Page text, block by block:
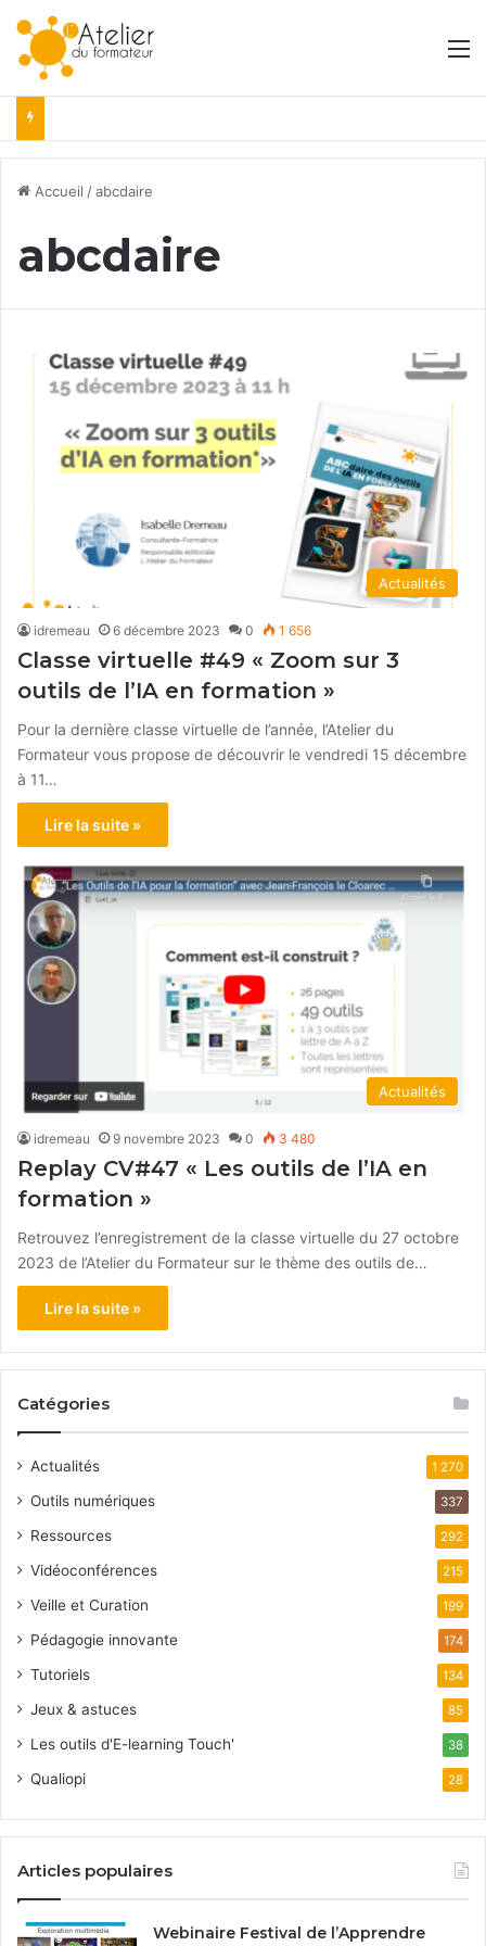
Accueil /abcdaire
abcdaire
Actualités
idremeau 6 décembre 2023 0 1 656
Classe virtuelle #49 « Zoom sur 3
outils de l’IA en formation »
Pour la dernière classe virtuelle de l’année, l’Atelier du
Formateur vous propose de découvrir le vendredi 15 décembre
à 11…
Lire la suite »
Actualités
idremeau 9 novembre 2023 0 3 480
Replay CV#47 « Les outils de l’IA en
formation »
Retrouvez l’enregistrement de la classe virtuelle du 27 octobre
2023 de l’Atelier du Formateur sur le thème des outils de…
Lire la suite »
Catégories
Actualités 1 270
Outils numériques 337
Ressources 292
Vidéoconférences 215
Veille et Curation 199
Pédagogie innovante 174
Tutoriels 134
Jeux & astuces 85
Les outils d'E-learning Touch' 38
Qualiopi 28
Articles populaires
Webinaire Festival de l’Apprendre